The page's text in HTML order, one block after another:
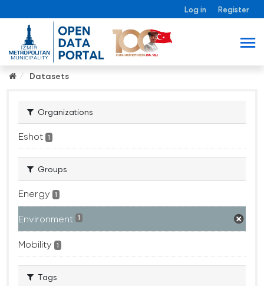
Log in Register
Datasets
Organizations
Eshot 1
Groups
Energy 1
Environment 1
Mobility 1
Tags